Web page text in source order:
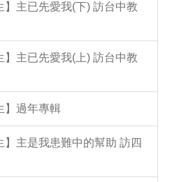
主已先愛我(下) 訪台中教
主已先愛我(上) 訪台中教
】過年專輯
主是我患難中的幫助 訪四